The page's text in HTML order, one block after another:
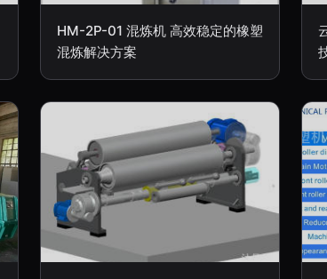
HM-2P-01 混炼机 高效稳定的橡塑
混炼解决方案